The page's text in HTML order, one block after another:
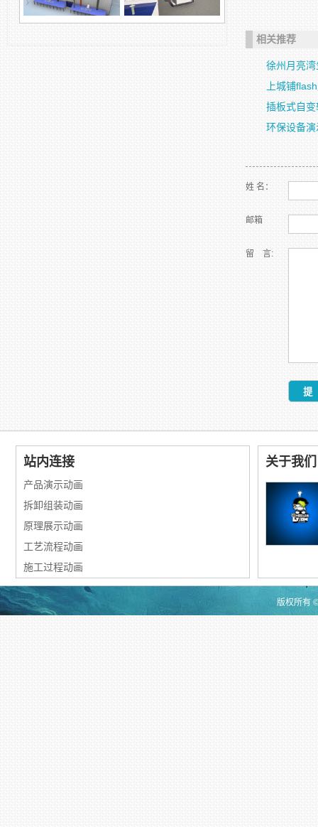
柱塞泵环保产品 自动化科技，煤矿领域
相关推荐
徐州月亮
上城铺
插板式自
环保设备
姓 名：
邮箱
留 言:
站内连接
产品演示动画
拆卸组装动画
原理展示动画
工艺流程动画
施工过程动画
关于我们
版权所有